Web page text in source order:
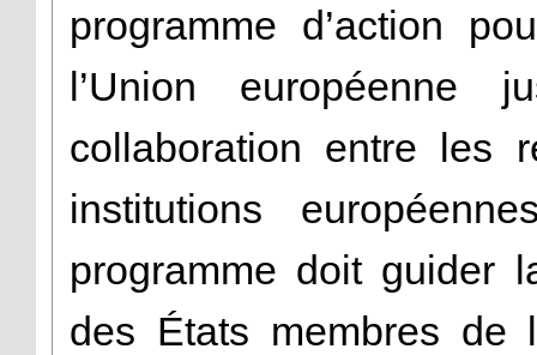
programme d’action
l’Union européenne
collaboration entre les
institutions
programme doit guider
des États membres de